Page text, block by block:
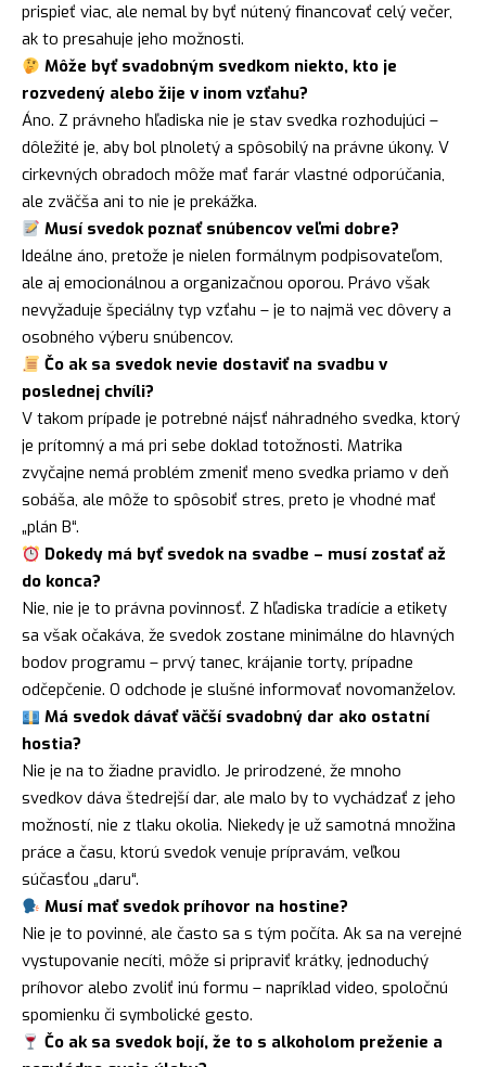
prispieť viac, ale nemal by byť nútený financovať celý večer,
ak to presahuje jeho možnosti.
Môže byť svadobným svedkom niekto, kto je
rozvedený alebo žije v inom vzťahu?
Áno. Z právneho hľadiska nie je stav svedka rozhodujúci –
dôležité je, aby bol plnoletý a spôsobilý na právne úkony. V
cirkevných obradoch môže mať farár vlastné odporúčania,
ale zväčša ani to nie je prekážka.
Musí svedok poznať snúbencov veľmi dobre?
Ideálne áno, pretože je nielen formálnym podpisovateľom,
ale aj emocionálnou a organizačnou oporou. Právo však
nevyžaduje špeciálny typ vzťahu – je to najmä vec dôvery a
osobného výberu snúbencov.
Čo ak sa svedok nevie dostaviť na svadbu v
poslednej chvíli?
V takom prípade je potrebné nájsť náhradného svedka, ktorý
je prítomný a má pri sebe doklad totožnosti. Matrika
zvyčajne nemá problém zmeniť meno svedka priamo v deň
sobáša, ale môže to spôsobiť stres, preto je vhodné mať
„plán B“.
Dokedy má byť svedok na svadbe – musí zostať až
do konca?
Nie, nie je to právna povinnosť. Z hľadiska tradície a etikety
sa však očakáva, že svedok zostane minimálne do hlavných
bodov programu – prvý tanec, krájanie torty, prípadne
odčepčenie. O odchode je slušné informovať novomanželov.
Má svedok dávať väčší svadobný dar ako ostatní
hostia?
Nie je na to žiadne pravidlo. Je prirodzené, že mnoho
svedkov dáva štedrejší dar, ale malo by to vychádzať z jeho
možností, nie z tlaku okolia. Niekedy je už samotná množina
práce a času, ktorú svedok venuje prípravám, veľkou
súčasťou „daru“.
Musí mať svedok príhovor na hostine?
Nie je to povinné, ale často sa s tým počíta. Ak sa na verejné
vystupovanie necíti, môže si pripraviť krátky, jednoduchý
príhovor alebo zvoliť inú formu – napríklad video, spoločnú
spomienku či symbolické gesto.
Čo ak sa svedok bojí, že to s alkoholom preženie a